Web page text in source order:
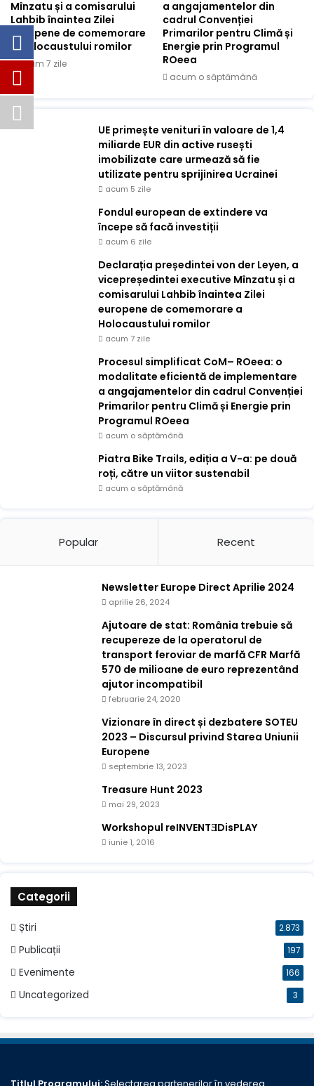
Mînzatu și a comisarului
Lahbib înaintea Zilei
europene de comemorare
a Holocaustului romilor
acum 7 zile
a angajamentelor din
cadrul Convenției
Primarilor pentru Climă și
Energie prin Programul
ROeea
acum o săptămână
UE primește venituri în valoare de 1,4
miliarde EUR din active rusești
imobilizate care urmează să fie
utilizate pentru sprijinirea Ucrainei
acum 5 zile
Fondul european de extindere va
începe să facă investiții
acum 6 zile
Declarația președintei von der Leyen, a
vicepreședintei executive Mînzatu și a
comisarului Lahbib înaintea Zilei
europene de comemorare a
Holocaustului romilor
acum 7 zile
Procesul simplificat CoM– ROeea: o
modalitate eficientă de implementare
a angajamentelor din cadrul Convenției
Primarilor pentru Climă și Energie prin
Programul ROeea
acum o săptămână
Piatra Bike Trails, ediția a V-a: pe două
roți, către un viitor sustenabil
acum o săptămână
Popular Recent
Newsletter Europe Direct Aprilie 2024
aprilie 26, 2024
Ajutoare de stat: România trebuie să
recupereze de la operatorul de
transport feroviar de marfă CFR Marfă
570 de milioane de euro reprezentând
ajutor incompatibil
februarie 24, 2020
Vizionare în direct și dezbatere SOTEU
2023 – Discursul privind Starea Uniunii
Europene
septembrie 13, 2023
Treasure Hunt 2023
mai 29, 2023
Workshopul reINVENTƎDisPLAY
iunie 1, 2016
Categorii
Știri 2.873
Publicații 197
Evenimente 166
Uncategorized 3